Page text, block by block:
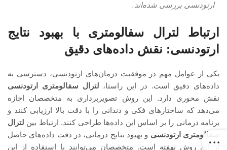
ارتودنسی بررسی شده‌اند.
ارتباط لترال سفالومتری با بهبود نتایج
ارتودنسی: نقش داده‌های دقیق
یکی از عوامل مهم در موفقیت درمان‌های ارتودنسی، دسترسی به
داده‌های دقیق است. در این راستا، لترال سفالومتری ارتودنسی
نقش محوری دارد. این روش تصویربرداری به متخصصان اجازه
می‌دهد که ساختارهای فکی و دندانی را با دقت بالا ارزیابی کنند و
برنامه درمانی را بر اساس این داده‌ها طراحی کنند. ارتباط بین لترال
سفالومتری ارتودنسی و بهبود نتایج درمانی، در دقت داده‌های حاصل
از این روش نهفته است. متخصصان می‌توانند با استفاده از این